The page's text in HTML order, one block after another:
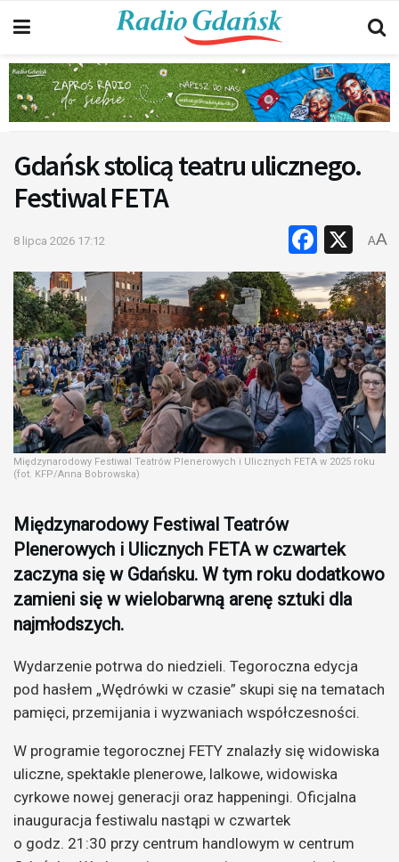
Gdańsk stolicą teatru ulicznego.
Festiwal FETA
8 lipca 2026 17:12 X
AA
Międzynarodowy Festiwal Teatrów Plenerowych i Ulicznych FETA w 2025 roku
(fot. KFP/Anna Bobrowska)
Międzynarodowy Festiwal Teatrów
Plenerowych i Ulicznych FETA w czwartek
zaczyna się w Gdańsku. W tym roku dodatkowo
zamieni się w wielobarwną arenę sztuki dla
najmłodszych.
Wydarzenie potrwa do niedzieli. Tegoroczna edycja
pod hasłem „Wędrówki w czasie” skupi się na tematach
pamięci, przemijania i wyzwaniach współczesności.
W programie tegorocznej FETY znalazły się widowiska
uliczne, spektakle plenerowe, lalkowe, widowiska
cyrkowe nowej generacji oraz happeningi. Oficjalna
inauguracja festiwalu nastąpi w czwartek
o godz. 21:30 przy centrum handlowym w centrum